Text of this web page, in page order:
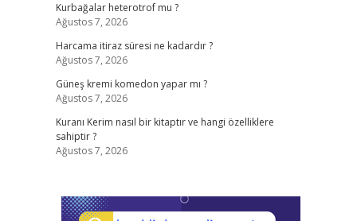
Kurbağalar heterotrof mu ?
Ağustos 7, 2026
Harcama itiraz süresi ne kadardır ?
Ağustos 7, 2026
Güneş kremi komedon yapar mı ?
Ağustos 7, 2026
Kuranı Kerim nasıl bir kitaptır ve hangi özelliklere
sahiptir ?
Ağustos 7, 2026